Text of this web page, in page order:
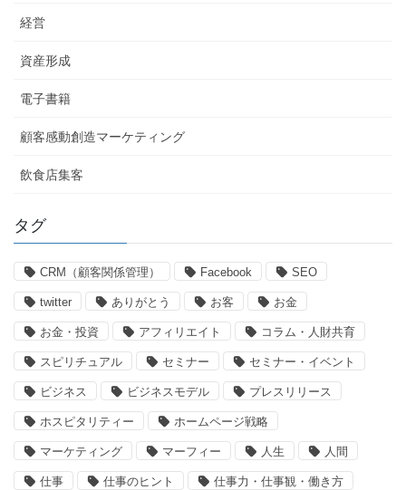
経営
資産形成
電子書籍
顧客感動創造マーケティング
飲食店集客
タグ
CRM（顧客関係管理） Facebook SEO
twitter ありがとう お客 お金
お金・投資 アフィリエイト コラム・人財共育
スピリチュアル セミナー セミナー・イベント
ビジネス ビジネスモデル プレスリリース
ホスピタリティー ホームページ戦略
マーケティング マーフィー 人生 人間
仕事 仕事のヒント 仕事力・仕事観・働き方